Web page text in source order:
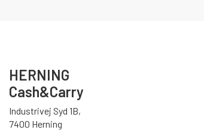
HERNING
Cash&Carry
Industrivej Syd 1B,
7400 Herning